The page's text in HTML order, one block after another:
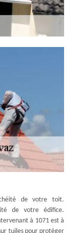
de votre toit.
de votre édifice.
à 1071 est à
tuiles pour protéger